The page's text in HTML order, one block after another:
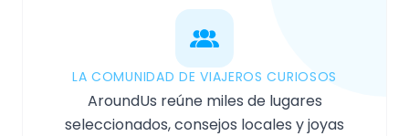
LA COMUNIDAD DE VIAJEROS CURIOSOS
AroundUs reúne miles de lugares
seleccionados, consejos locales y joyas